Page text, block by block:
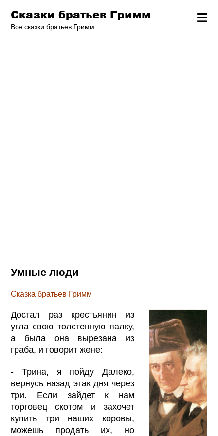
☰
Сказки братьев Гримм
Все сказки братьев Гримм
Умные люди
Сказка братьев Гримм
Достал раз крестьянин из
угла свою толстенную палку,
а была она вырезана из
граба, и говорит жене:
- Трина, я пойду Далеко,
вернусь назад этак дня через
три. Если зайдет к нам
торговец скотом и захочет
купить три наших коровы,
можешь продать их, но